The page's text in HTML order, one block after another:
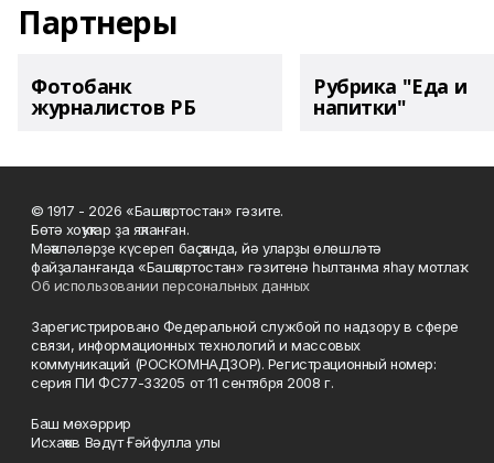
Партнеры
Фотобанк
журналистов РБ
Рубрика "Еда и
напитки"
© 1917 - 2026 «Башҡортостан» гәзите.
Бөтә хоҡуҡтар ҙа яҡланған.
Мәҡәләләрҙе күсереп баҫҡанда, йә уларҙы өлөшләтә
файҙаланғанда «Башҡортостан» гәзитенә һылтанма яһау мотлаҡ.
Об использовании персональных данных
Зарегистрировано Федеральной службой по надзору в сфере
связи, информационных технологий и массовых
коммуникаций (РОСКОМНАДЗОР). Регистрационный номер:
серия ПИ ФС77-33205 от 11 сентября 2008 г.
Баш мөхәррир
Исхаҡов Вәдүт Ғәйфулла улы